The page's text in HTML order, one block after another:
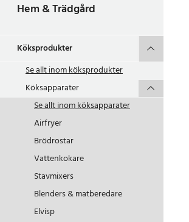
Hem & Trädgård
Köksprodukter
Se allt inomköksprodukter
Köksapparater
Se allt inomköksapparater
Airfryer
Brödrostar
Vattenkokare
Stavmixers
Blenders & matberedare
Elvisp